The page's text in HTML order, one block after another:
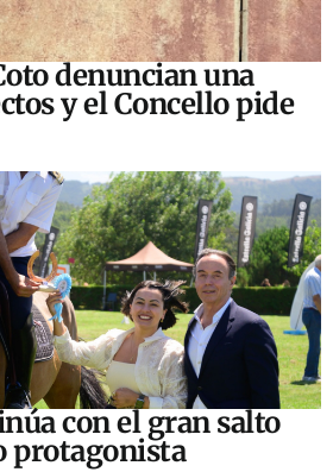
denuncian una
y el Concello pide
con el gran salto
protagonista